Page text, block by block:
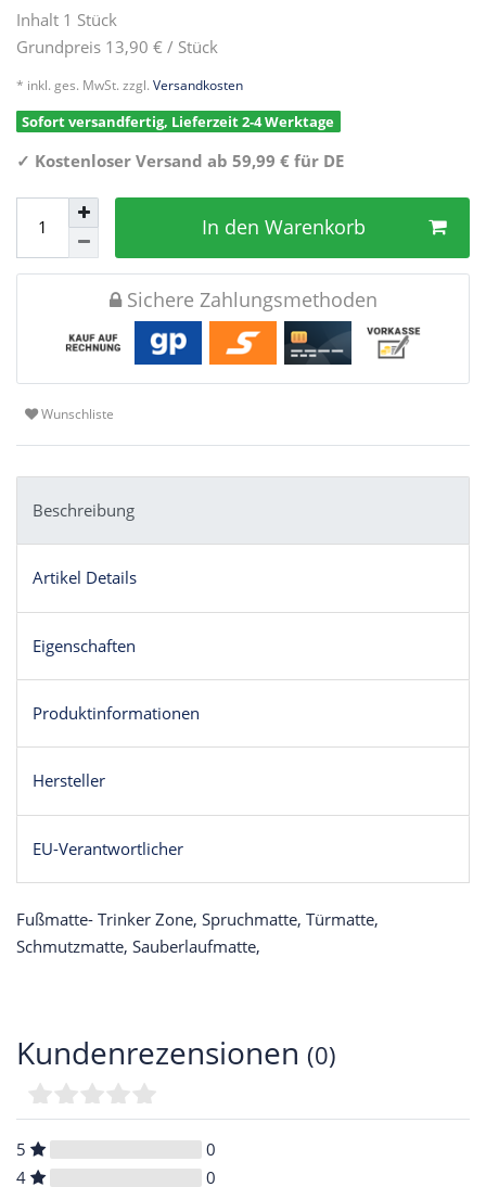
Inhalt 1 Stück
Grundpreis 13,90 € / Stück
* inkl. ges. MwSt. zzgl. Versandkosten
Sofort versandfertig, Lieferzeit 2-4 Werktage
✓ Kostenloser Versand ab 59,99 € für DE
In den Warenkorb
Sichere Zahlungsmethoden
Wunschliste
Beschreibung
Artikel Details
Eigenschaften
Produktinformationen
Hersteller
EU-Verantwortlicher
Fußmatte- Trinker Zone, Spruchmatte, Türmatte,
Schmutzmatte, Sauberlaufmatte,
Kundenrezensionen (0)
5
0
4
0